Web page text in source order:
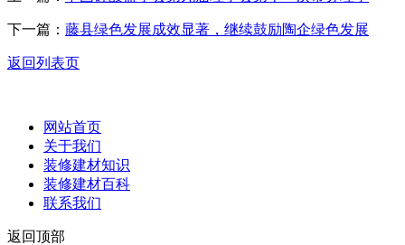
下一篇： 藤县绿色发展成效显著，继续鼓励陶企绿色发展
返回列表页
网站首页
关于我们
装修建材知识
装修建材百科
联系我们
返回顶部